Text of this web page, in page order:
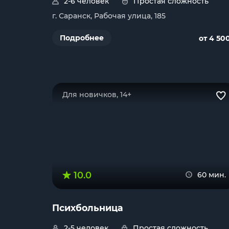
г. Саранск, Рабочая улица, 185
Подробнее от 4
Для новичков, 14+
10.0 60 мин.
Психбольница